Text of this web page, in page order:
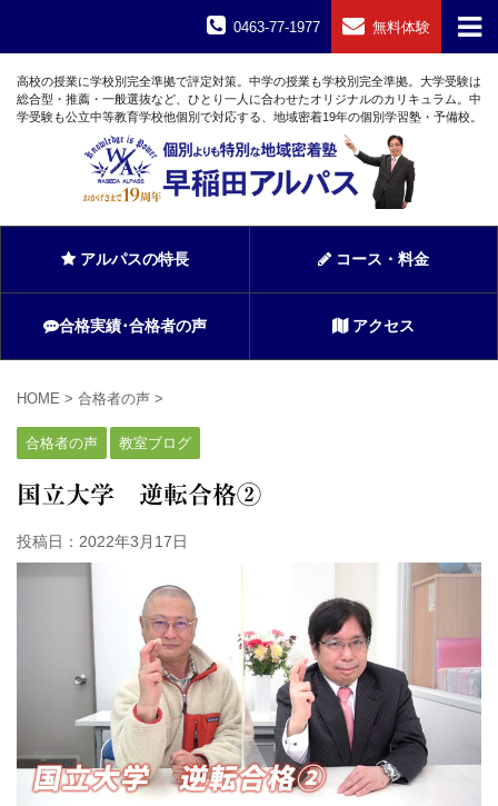
無料体験
0463-77-1977
高校の授業に学校別完全準拠で評定対策。中学の授業も学校別完全準拠。大学受験は
総合型・推薦・一般選抜など、ひとり一人に合わせたオリジナルのカリキュラム。中
学受験も公立中等教育学校他個別で対応する、地域密着19年の個別学習塾・予備校。
アルパスの特長 コース・料金
合格実績･合格者の声 アクセス
HOME > 合格者の声 >
合格者の声 教室ブログ
国立大学 逆転合格②
投稿日： 2022年3月17日